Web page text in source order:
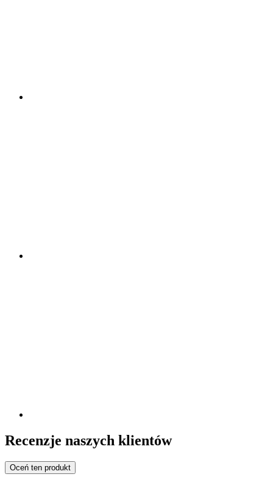
Recenzje naszych klientów
Oceń ten produkt